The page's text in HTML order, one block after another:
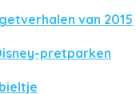
van 2015
pretparken